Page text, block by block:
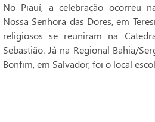
No Piauí, a celebração ocorreu
Nossa Senhora das Dores, em
religiosos se reuniram na
Sebastião. Já na Regional Bahia/
Bonfim, em Salvador, foi o local